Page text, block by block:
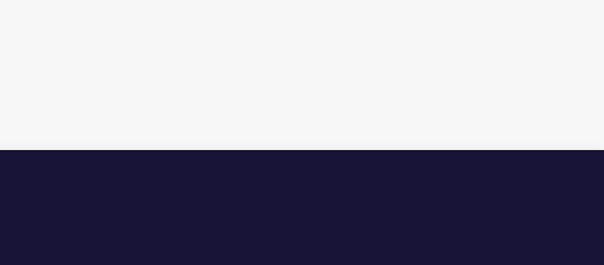
而雲林縣的部分，雲林縣衛生局目前連日
他合法途徑。 不過梁文傑也補充，類似